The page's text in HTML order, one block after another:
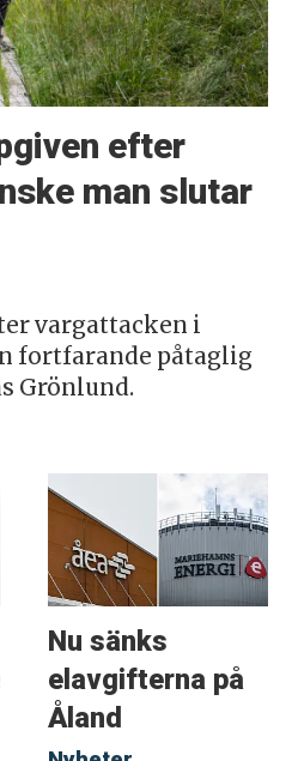
efter
man slutar
vargattacken i
fortfarande påtaglig
Grönlund.
Nu sänks
elavgifterna på
Åland